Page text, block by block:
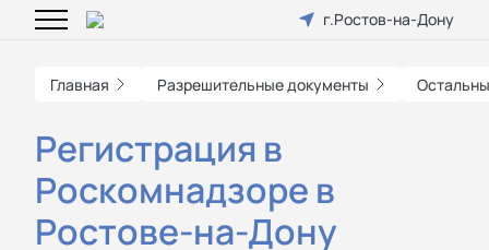
г.Ростов-на-Дону
Главная Разрешительные документы
Регистрация в
Роскомнадзоре в
Ростове-на-Дону